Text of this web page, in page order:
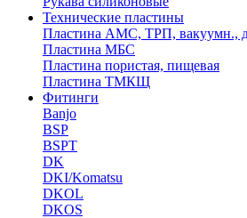
Технические пластины
Пластина АМС, ТРП, вакуумн.,
Пластина МБС
Пластина пористая, пищевая
Пластина ТМКЩ
Фитинги
Banjo
BSP
BSPT
DK
DKI/Komatsu
DKOL
DKOS